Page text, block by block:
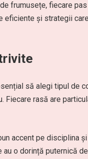
frumusețe, fiecare
eficiente și strategii
să alegi tipul de
Fiecare rasă are
accent pe disciplina
o dorință puternică